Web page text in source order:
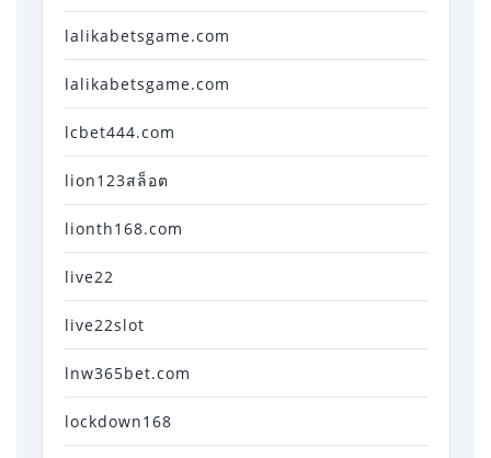
lalikabetsgame.com
lalikabetsgame.com
lcbet444.com
lion123สล็อต
lionth168.com
live22
live22slot
lnw365bet.com
lockdown168